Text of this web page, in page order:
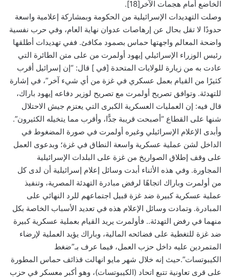
الخاضع أمام هجمات الآخر[18].
وصلت التهديدات الإسرائيلية من الحكومة وبمشاركة إعلامية واسعة
حدودًا لا تقل بحال عن إرهاصات عدوان نهاية العام، وفي حرب نفسية
واضحة المعالم واجهتها حماس بصمود مكافئ. ففي تهديدات أطلقها
رئيس الوزراء الإسرائيلي إيهود أولمرت من على متن الطائرة التي
عادت به من زيارة للولايات المتحدة [في ] قال: “إن إسرائيل أقرب
كثيرًا من القيام بعمل عسكري في غزة من أي شيء آخر”، في إشارة
للتهدئة. وتوافق تصريح أولمرت مع تصريح لوزير دفاعه إيهود باراك،
قال فيه: إن العمليات العسكرية الكبرى التي يعتزم جيش الاحتلال
شنها على القطاع “أصبحت قريبة جدًّا، وأقرب مما يتخيله الكثيرون”.
وأبدى الإعلام الإسرائيلي وغيره أولمرت في صورة المضغوط في
الداخل لشن عملية عسكرية واسعة النطاق في غزة؛ وبدعوى العمل
على وقف إطلاق الصواريخ من غزة على البلدات الإسرائيلية
المجاورة. وفي هذه الأثناء أبدت وسائل إعلام إسرائيلية أن لدى كل
من أولمرت وباراك اتجاهًا لرفض مبادرة التهدئة المصرية، وتنفيذ
عملية عسكرية كبيرة ضد غزة قبيل اجتماعهم للرد النهائي على
المبادرة. وتمادت وسائل الإعلام هذه في تعديد الأسباب الخاصة بكل
منهما في رفض التهدئة.. فأولمرت يريد القيام بعملية عسكرية كبيرة
ضد غزة للتغطية على فضائحه المالية، وباراك يؤيد العملية لإرضاء
المتمردين عليه داخل حزب العمل، فيما عرف بـ”ضغط
الكيبوتسات”.حيث إنه خلال شهر مايو انهالت قذائف حماس المطورة
على قرى تعاونية تتبع اتحاد (الكيبوتسات)، وهو أكبر معسكر في حزب